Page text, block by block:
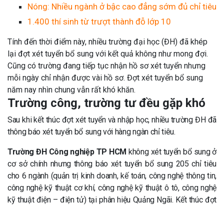
Nóng: Nhiều ngành ở bậc cao đẳng sớm đủ chỉ tiêu
1.400 thí sinh từ trượt thành đỗ lớp 10
Tính đến thời điểm này, nhiều trường đại học (ĐH) đã khép
lại đợt xét tuyển bổ sung với kết quả không như mong đợi.
Cũng có trường đang tiếp tục nhận hồ sơ xét tuyển nhưng
mỗi ngày chỉ nhận được vài hồ sơ. Đợt xét tuyển bổ sung
năm nay nhìn chung vẫn rất khó khăn.
Trường công, trường tư đều gặp khó
Sau khi kết thúc đợt xét tuyển và nhập học, nhiều trường ĐH đã
thông báo xét tuyển bổ sung với hàng ngàn chỉ tiêu.
Trường ĐH Công nghiệp TP HCM không xét tuyển bổ sung ở
cơ sở chính nhưng thông báo xét tuyển bổ sung 205 chỉ tiêu
cho 6 ngành (quản trị kinh doanh, kế toán, công nghệ thông tin,
công nghệ kỹ thuật cơ khí, công nghệ kỹ thuật ô tô, công nghệ
kỹ thuật điện – điện tử) tại phân hiệu Quảng Ngãi. Kết thúc đợt